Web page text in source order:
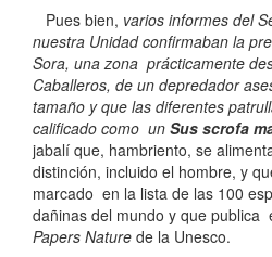
Pues bien, varios informes del
nuestra Unidad confirmaban la
Sora, una zona prácticamente
Caballeros, de un depredador
tamaño y que las diferentes
calificado como un Sus scrofa
jabalí que, hambriento, se
distinción, incluido el hombre, y
marcado en la lista de las 100
dañinas del mundo y que publica
Papers Nature de la Unesco.